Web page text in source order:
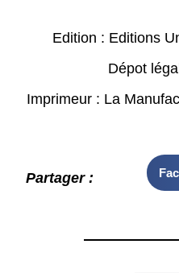
Edition : Editions
Dépot
Imprimeur : La
Partager :